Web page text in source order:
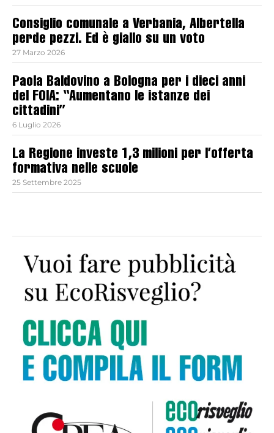
Consiglio comunale a Verbania, Albertella
perde pezzi. Ed è giallo su un voto
27 Marzo 2026
Paola Baldovino a Bologna per i dieci anni
del FOIA: “Aumentano le istanze dei
cittadini”
6 Luglio 2026
La Regione investe 1,3 milioni per l’offerta
formativa nelle scuole
25 Settembre 2025